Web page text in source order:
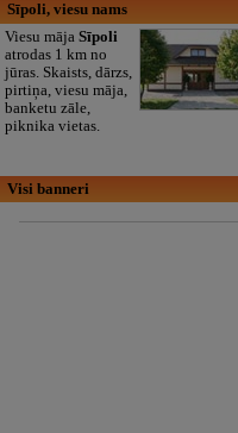
Sīpoli, viesu nams
Viesu māja Sīpoli
atrodas 1 km no
jūras. Skaists, dārzs,
pirtiņa, viesu māja,
banketu zāle,
piknika vietas.
Visi banneri